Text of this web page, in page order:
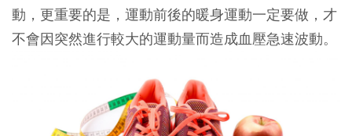
動，更重要的是，運動前後的暖身運動一定要做，才
不會因突然進行較大的運動量而造成血壓急速波動。